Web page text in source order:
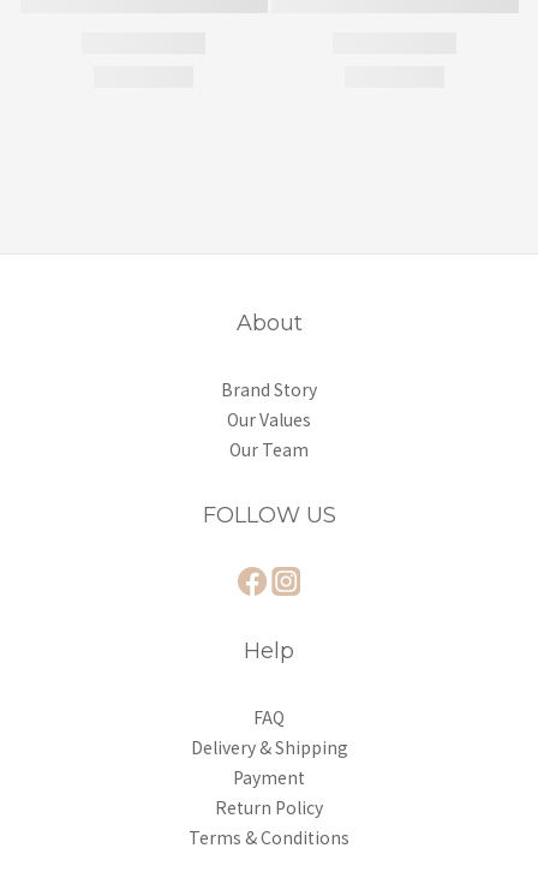
About
Brand Story
Our Values
Our Team
FOLLOW US
Help
FAQ
Delivery & Shipping
Payment
Return Policy
Terms & Conditions